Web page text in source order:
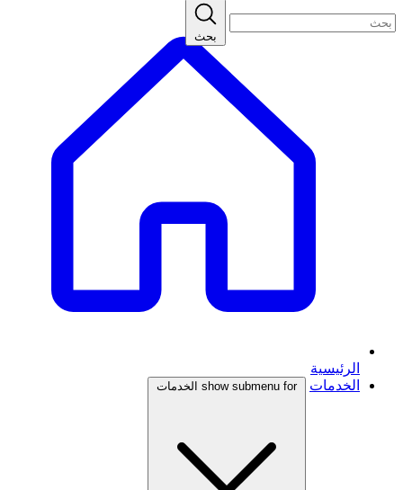
بحث
الرئيسية
الخدمات
show submenu for الخدمات